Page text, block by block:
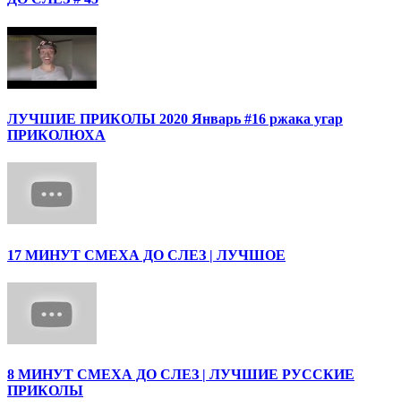
ЛУЧШИЕ ПРИКОЛЫ 2020 Январь #16 ржака угар
ПРИКОЛЮХА
17 МИНУТ СМЕХА ДО СЛЕЗ | ЛУЧШОЕ
8 МИНУТ СМЕХА ДО СЛЕЗ | ЛУЧШИЕ РУССКИЕ
ПРИКОЛЫ